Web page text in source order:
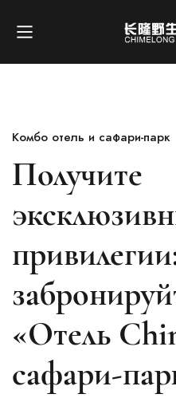
Комбо отель и сафари-парк
Получите
«Отель
сафари-